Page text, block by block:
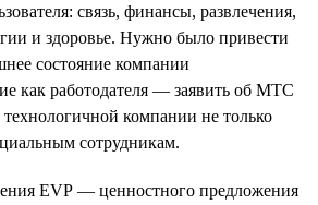
связь, финансы, развлечения,
и здоровье. Нужно было привести
состояние компании
как работодателя — заявить об МТС
компании не только
сотрудникам.
EVP — ценностного предложения